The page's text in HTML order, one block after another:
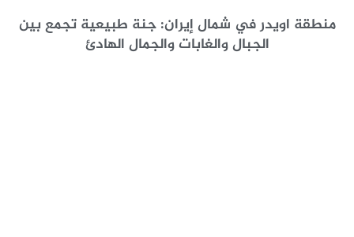
منطقة اویدر في شمال إيران: جنة طبيعية تجمع بين
الجبال والغابات والجمال الهادئ